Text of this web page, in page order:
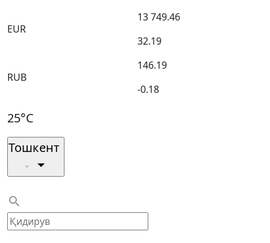
EUR
13 749.46
32.19
RUB
146.19
-0.18
25°C
Тошкент